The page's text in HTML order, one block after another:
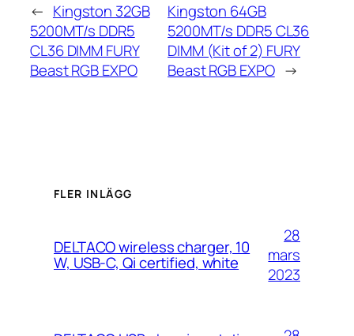
← Kingston 32GB
5200MT/s DDR5
CL36 DIMM FURY
Beast RGB EXPO
Kingston 64GB
5200MT/s DDR5 CL36
DIMM (Kit of 2) FURY
Beast RGB EXPO →
FLER INLÄGG
DELTACO wireless charger, 10
W, USB-C, Qi certified, white
28
mars
2023